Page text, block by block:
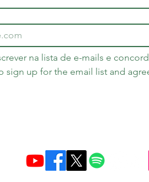
na lista de e-mails e
up for the email list and